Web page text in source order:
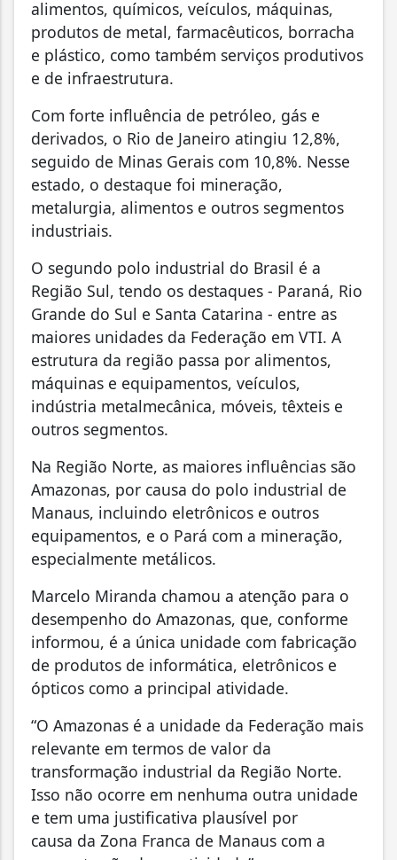
alimentos, químicos, veículos, máquinas,
produtos de metal, farmacêuticos, borracha
e plástico, como também serviços produtivos
e de infraestrutura.
Com forte influência de petróleo, gás e
derivados, o Rio de Janeiro atingiu 12,8%,
seguido de Minas Gerais com 10,8%. Nesse
estado, o destaque foi mineração,
metalurgia, alimentos e outros segmentos
industriais.
O segundo polo industrial do Brasil é a
Região Sul, tendo os destaques - Paraná, Rio
Grande do Sul e Santa Catarina - entre as
maiores unidades da Federação em VTI. A
estrutura da região passa por alimentos,
máquinas e equipamentos, veículos,
indústria metalmecânica, móveis, têxteis e
outros segmentos.
Na Região Norte, as maiores influências são
Amazonas, por causa do polo industrial de
Manaus, incluindo eletrônicos e outros
equipamentos, e o Pará com a mineração,
especialmente metálicos.
Marcelo Miranda chamou a atenção para o
desempenho do Amazonas, que, conforme
informou, é a única unidade com fabricação
de produtos de informática, eletrônicos e
ópticos como a principal atividade.
“O Amazonas é a unidade da Federação mais
relevante em termos de valor da
transformação industrial da Região Norte.
Isso não ocorre em nenhuma outra unidade
e tem uma justificativa plausível por
causa da Zona Franca de Manaus com a